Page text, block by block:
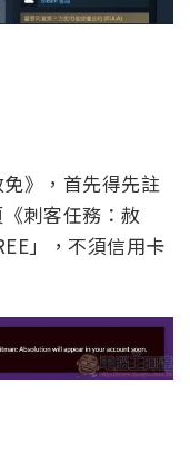
》，首先得先註
刺客任務：赦
」，不須信用卡